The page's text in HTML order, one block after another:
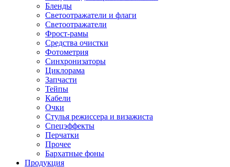
Бленды
Светоотражатели и флаги
Светоотражатели
Фрост-рамы
Средства очистки
Фотометрия
Синхронизаторы
Циклорама
Запчасти
Тейпы
Кабели
Очки
Стулья режиссера и визажиста
Спецэффекты
Перчатки
Прочее
Бархатные фоны
Продукция